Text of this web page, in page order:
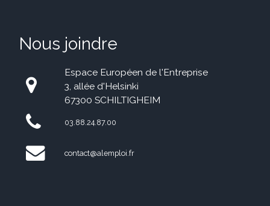
Nous joindre
Espace Européen de l'Entreprise
3, allée d'Helsinki
67300 SCHILTIGHEIM
03.88.24.87.00
contact@alemploi.fr